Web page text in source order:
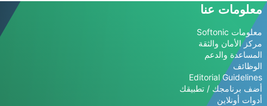
معلومات عنا
معلومات Softonic
مركز الأمان والثقة
المساعدة والدعم
الوظائف
Editorial Guidelines
أضف برنامجك / تطبيقك
أدوات أونلاين